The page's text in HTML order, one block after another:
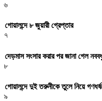
৬
গোয়ালন্দে ৮ জুয়ারী গ্রেপ্তার
৭
দেড়মাস সংসার করার পর জানা গেল
৮
গোয়ালন্দে দুই তরুনীকে তুলে নিয়ে
৯